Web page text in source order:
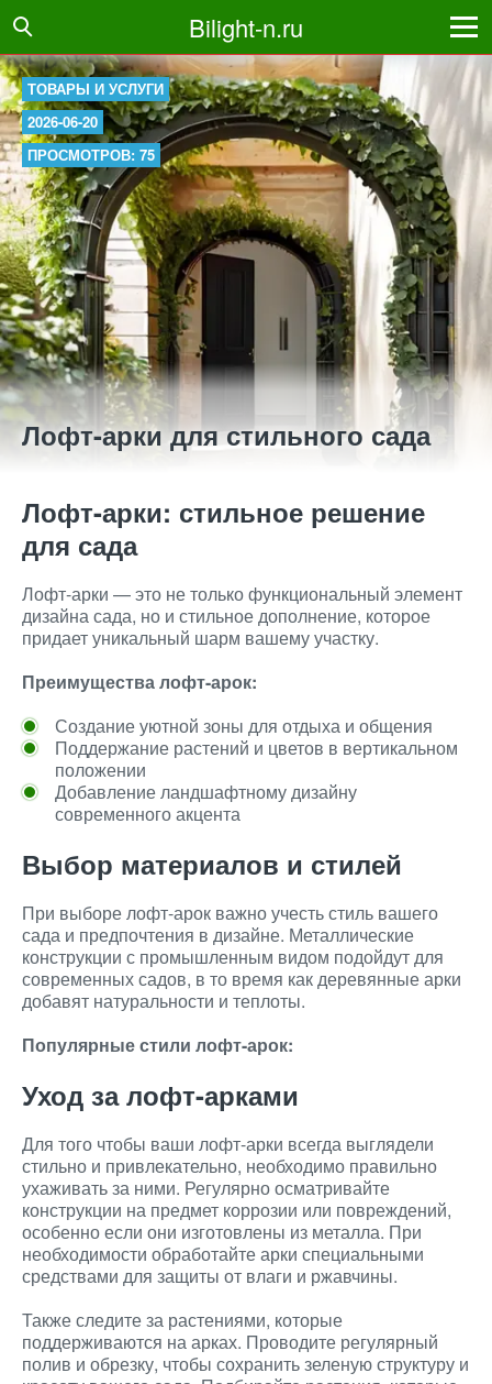
Bilight-n.ru
ТОВАРЫ И УСЛУГИ
2026-06-20
ПРОСМОТРОВ: 75
Лофт-арки для стильного сада
Лофт-арки: стильное решение
для сада
Лофт-арки — это не только функциональный элемент
дизайна сада, но и стильное дополнение, которое
придает уникальный шарм вашему участку.
Преимущества лофт-арок:
Создание уютной зоны для отдыха и общения
Поддержание растений и цветов в вертикальном
положении
Добавление ландшафтному дизайну
современного акцента
Выбор материалов и стилей
При выборе лофт-арок важно учесть стиль вашего
сада и предпочтения в дизайне. Металлические
конструкции с промышленным видом подойдут для
современных садов, в то время как деревянные арки
добавят натуральности и теплоты.
Популярные стили лофт-арок:
Уход за лофт-арками
Для того чтобы ваши лофт-арки всегда выглядели
стильно и привлекательно, необходимо правильно
ухаживать за ними. Регулярно осматривайте
конструкции на предмет коррозии или повреждений,
особенно если они изготовлены из металла. При
необходимости обработайте арки специальными
средствами для защиты от влаги и ржавчины.
Также следите за растениями, которые
поддерживаются на арках. Проводите регулярный
полив и обрезку, чтобы сохранить зеленую структуру и